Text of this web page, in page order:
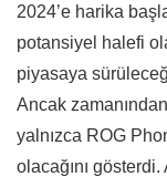
2024’e harika
potansiyel halefi
piyasaya
Ancak
yalnızca ROG
olacağını